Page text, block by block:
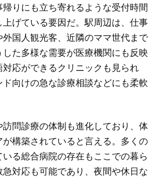
りにも立ち寄れるような受付時間
げている要因だ。駅周辺は、仕事
国人観光客、近隣のママ世代まで
た多様な需要が医療機関にも反映
応ができるクリニックも見られ
向けの急な診療相談などにも柔軟
問診療の体制も進化しており、体
構築されていると言える。多くの
る総合病院の存在もここでの暮ら
対応も可能であり、夜間や休日な